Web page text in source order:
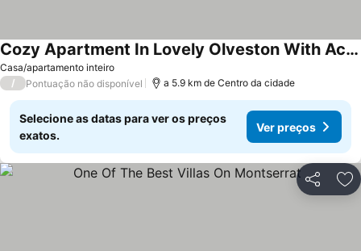
Casa/apartamento inteiro
Cozy Apartment In Lovely Olveston With Ac, Wifi. Close To Salem And Old Town.
Ver preços
/ Pontuação não disponível a 5.9 km de Centro da cidade
Selecione as datas para ver os preços
exatos.
Ver preços
Partilhar